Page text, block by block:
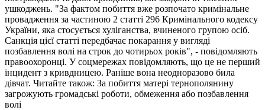
ушкоджень. "За фактом побиття вже розпочато кримінальне
провадження за частиною 2 статті 296 Кримінального кодексу
України, яка стосується хуліганства, вчиненого групою осіб.
Санкція цієї статті передбачає покарання у вигляді
позбавлення волі на строк до чотирьох років", - повідомляють
правоохоронці. У соцмережах повідомляють, що це не перший
інцидент з кривдницею. Раніше вона неодноразово била
дівчат. Читайте також: За побиття матері тернополянину
загрожують громадські роботи, обмеження або позбавлення
волі